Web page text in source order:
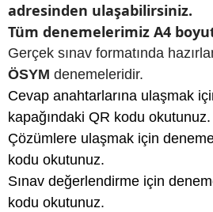
adresinden ulaşabilirsiniz.
Tüm denemelerimiz A4
Gerçek sınav formatında
ÖSYM denemeleridir.
Cevap anahtarlarına ulaşmak
kapağındaki QR kodu okutunuz.
Çözümlere ulaşmak için
kodu okutunuz.
Sınav değerlendirme için
kodu okutunuz.